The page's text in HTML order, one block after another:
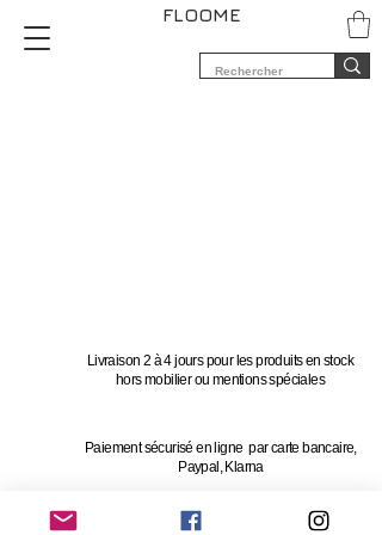
FLOOME
Livraison 2 à 4 jours pour les produits en stock
hors mobilier ou mentions spéciales
Paiement sécurisé en ligne par carte bancaire,
Paypal, Klarna
Vous avez 14 jours pour changer d'avis